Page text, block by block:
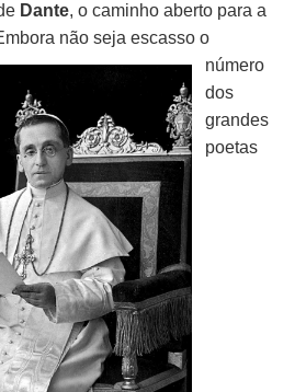
Dante, o caminho aberto para a
não seja escasso o
número
dos
grandes
poetas